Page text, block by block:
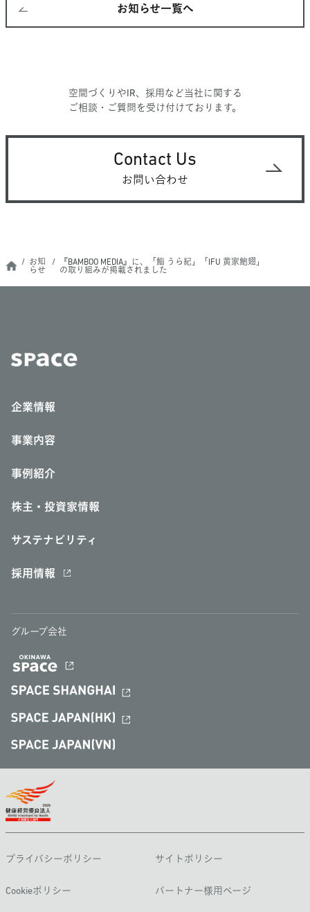
お知らせ一覧へ
空間づくりやIR、採用など当社に関する
ご相談・ご質問を受け付けております。
Contact Us
お問い合わせ
お知
らせ
『BAMBOO MEDIA』に、「鮨 うら紀」「IFU 黄家鮑翅」
の取り組みが掲載されました
企業情報
事業内容
事例紹介
株主・投資家情報
サステナビリティ
採用情報
グループ会社
プライバシーポリシー サイトポリシー
Cookieポリシー パートナー様用ページ